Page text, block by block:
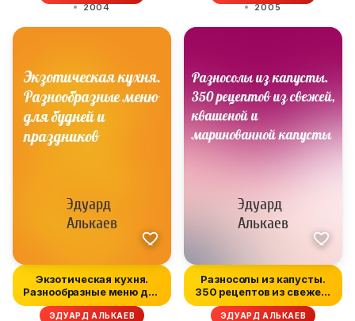
2004 2005
Экзотическая кухня.
Разнообразные меню для
будней...
ЭДУАРД АЛЬКАЕВ
Разносолы из капусты.
350 рецептов из свежей,
кваш...
ЭДУАРД АЛЬКАЕВ